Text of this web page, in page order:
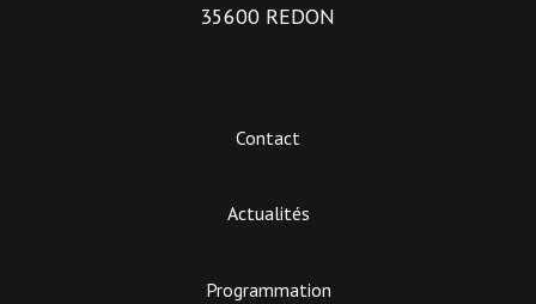
35600 REDON
Contact
Actualités
Programmation